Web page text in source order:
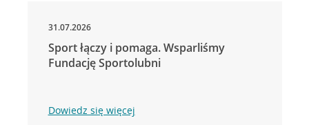
31.07.2026
Sport łączy i pomaga. Wsparliśmy
Fundację Sportolubni
Dowiedz się więcej